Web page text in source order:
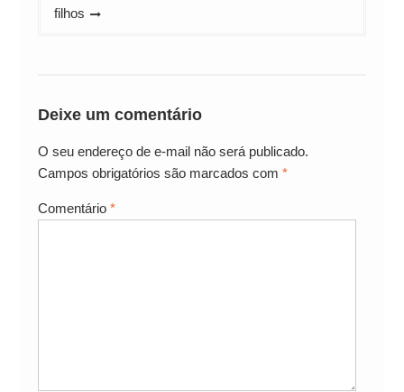
filhos
Deixe um comentário
O seu endereço de e-mail não será publicado.
Campos obrigatórios são marcados com *
Comentário *